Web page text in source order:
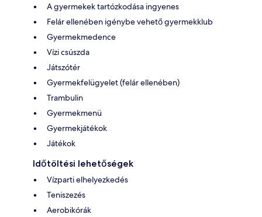
A gyermekek tartózkodása ingyenes
Felár ellenében igénybe vehető gyermekklub
Gyermekmedence
Vízi csúszda
Játszótér
Gyermekfelügyelet (felár ellenében)
Trambulin
Gyermekmenü
Gyermekjátékok
Játékok
Időtöltési lehetőségek
Vízparti elhelyezkedés
Teniszezés
Aerobikórák